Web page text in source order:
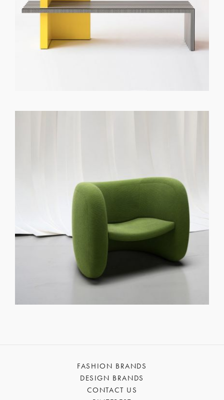
FASHION BRANDS
DESIGN BRANDS
CONTACT US